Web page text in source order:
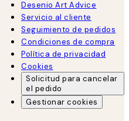
Desenio Art Advice
Servicio al cliente
Seguimiento de pedidos
Condiciones de compra
Política de privacidad
Cookies
Solicitud para cancelar
el pedido
Gestionar cookies